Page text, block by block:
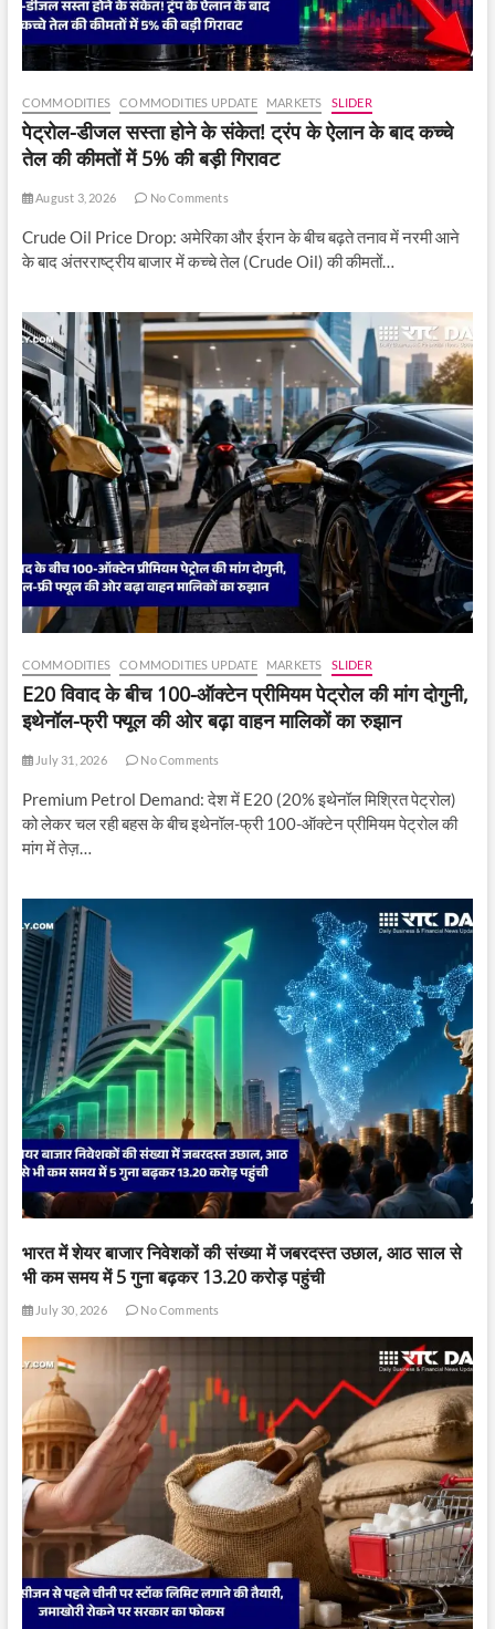
COMMODITIES COMMODITIES UPDATE MARKETS SLIDER
पेट्रोल-डीजल सस्ता होने के संकेत! ट्रंप के ऐलान के बाद कच्चे
तेल की कीमतों में 5% की बड़ी गिरावट
August 3, 2026 No Comments
Crude Oil Price Drop: अमेरिका और ईरान के बीच बढ़ते तनाव में नरमी आने
के बाद अंतरराष्ट्रीय बाजार में कच्चे तेल (Crude Oil) की कीमतों…
COMMODITIES COMMODITIES UPDATE MARKETS SLIDER
E20 विवाद के बीच 100-ऑक्टेन प्रीमियम पेट्रोल की मांग दोगुनी,
इथेनॉल-फ्री फ्यूल की ओर बढ़ा वाहन मालिकों का रुझान
July 31, 2026 No Comments
Premium Petrol Demand: देश में E20 (20% इथेनॉल मिश्रित पेट्रोल)
को लेकर चल रही बहस के बीच इथेनॉल-फ्री 100-ऑक्टेन प्रीमियम पेट्रोल की
मांग में तेज़…
भारत में शेयर बाजार निवेशकों की संख्या में जबरदस्त उछाल, आठ साल से
भी कम समय में 5 गुना बढ़कर 13.20 करोड़ पहुंची
July 30, 2026 No Comments